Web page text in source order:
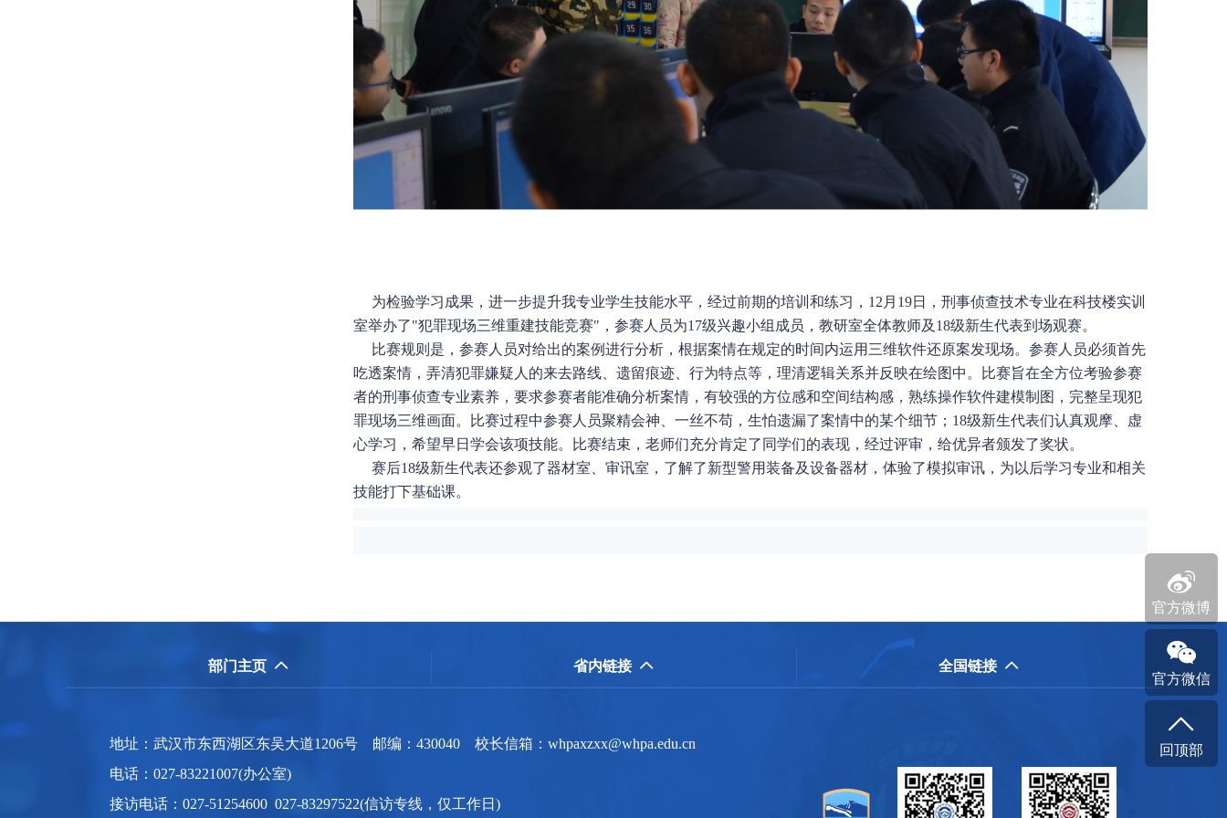
为检验学习成果，进一步提升我专业学生技能水平，经过前期的培训和练习，12月19日，刑事侦查技术专业在科技楼实训
室举办了"犯罪现场三维重建技能竞赛"，参赛人员为17级兴趣小组成员，教研室全体教师及18级新生代表到场观赛。
比赛规则是，参赛人员对给出的案例进行分析，根据案情在规定的时间内运用三维软件还原案发现场。参赛人员必须首先
吃透案情，弄清犯罪嫌疑人的来去路线、遗留痕迹、行为特点等，理清逻辑关系并反映在绘图中。比赛旨在全方位考验参赛
者的刑事侦查专业素养，要求参赛者能准确分析案情，有较强的方位感和空间结构感，熟练操作软件建模制图，完整呈现犯
罪现场三维画面。比赛过程中参赛人员聚精会神、一丝不苟，生怕遗漏了案情中的某个细节；18级新生代表们认真观摩、虚
心学习，希望早日学会该项技能。比赛结束，老师们充分肯定了同学们的表现，经过评审，给优异者颁发了奖状。
赛后18级新生代表还参观了器材室、审讯室，了解了新型警用装备及设备器材，体验了模拟审讯，为以后学习专业和相关
技能打下基础课。
部门主页  省内链接  全国链接 
地址：武汉市东西湖区东吴大道1206号 邮编：430040 校长信箱：whpaxzxx@whpa.edu.cn
电话：027-83221007(办公室)
接访电话：027-51254600 027-83297522(信访专线，仅工作日)

官方微博

官方微信

回顶部